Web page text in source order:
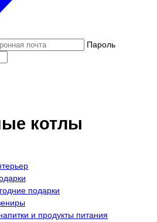
Пароль
котлы
подарки
и продукты питания